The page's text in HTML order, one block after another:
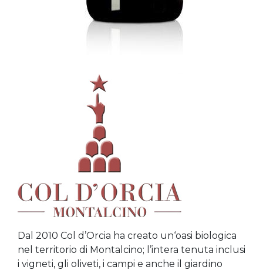
Dal 2010 Col d’Orcia ha creato un‘oasi biologica
nel territorio di Montalcino; l’intera tenuta inclusi
i vigneti, gli oliveti, i campi e anche il giardino